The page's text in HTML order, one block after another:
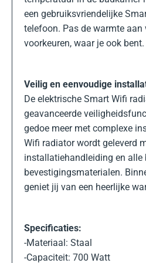
een gebruiksvriendelijke
telefoon. Pas de warmte aan
voorkeuren, waar je ook
Veilig en eenvoudige
De elektrische Smart Wifi
geavanceerde
gedoe meer met complexe
Wifi radiator wordt geleverd
installatiehandleiding en alle
bevestigingsmaterialen.
geniet jij van een heerlijke
Specificaties:
-Materiaal: Staal
-Capaciteit: 700 Watt